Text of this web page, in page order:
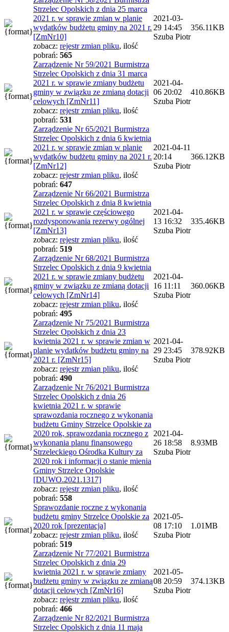
Strzelec Opolskich z dnia 25 marca
2021 r. w sprawie zmian w planie
wydatków budżetu gminy na 2021 r.
[ZmNr10]
zobacz: rejestr zmian pliku, ilość
pobrań: 565
2021-03-
29 14:45
Szuba Piotr
356.11KB
Zarządzenie Nr 59/2021 Burmistrza
Strzelec Opolskich z dnia 31 marca
2021 r. w sprawie zmiany budżetu
gminy w związku ze zmianą dotacji
celowych [ZmNr11]
zobacz: rejestr zmian pliku, ilość
pobrań: 531
2021-04-
06 20:02
Szuba Piotr
410.86KB
Zarządzenie Nr 65/2021 Burmistrza
Strzelec Opolskich z dnia 6 kwietnia
2021 r. w sprawie zmian w planie
wydatków budżetu gminy na 2021 r.
[ZmNr12]
zobacz: rejestr zmian pliku, ilość
pobrań: 647
2021-04-11
20:14
Szuba Piotr
366.12KB
Zarządzenie Nr 66/2021 Burmistrza
Strzelec Opolskich z dnia 8 kwietnia
2021 r. w sprawie częściowego
rozdysponowania rezerwy ogólnej
[ZmNr13]
zobacz: rejestr zmian pliku, ilość
pobrań: 519
2021-04-
13 16:32
Szuba Piotr
335.46KB
Zarządzenie Nr 68/2021 Burmistrza
Strzelec Opolskich z dnia 9 kwietnia
2021 r. w sprawie zmiany budżetu
gminy w związku ze zmianą dotacji
celowych [ZmNr14]
zobacz: rejestr zmian pliku, ilość
pobrań: 495
2021-04-
16 11:11
Szuba Piotr
360.06KB
Zarządzenie Nr 75/2021 Burmistrza
Strzelec Opolskich z dnia 23
kwietnia 2021 r. w sprawie zmian w
planie wydatków budżetu gminy na
2021 r. [ZmNr15]
zobacz: rejestr zmian pliku, ilość
pobrań: 490
2021-04-
29 23:45
Szuba Piotr
378.92KB
Zarządzenie Nr 76/2021 Burmistrza
Strzelec Opolskich z dnia 26
kwietnia 2021 r. w sprawie
sprawozdania rocznego z wykonania
budżetu Gminy Strzelce Opolskie za
2020 rok, sprawozdania rocznego z
wykonania planu finansowego
Strzeleckiego Ośrodka Kultury za
2020 rok i informacji o stanie mienia
Gminy Strzelce Opolskie
[DUWO.2021.1317]
zobacz: rejestr zmian pliku, ilość
pobrań: 558
2021-04-
26 18:58
Szuba Piotr
8.93MB
Sprawozdanie roczne z wykonania
budżetu gminy Strzelce Opolskie za
2020 rok [prezentacja]
zobacz: rejestr zmian pliku, ilość
pobrań: 519
2021-05-
08 17:10
Szuba Piotr
1.01MB
Zarządzenie Nr 77/2021 Burmistrza
Strzelec Opolskich z dnia 29
kwietnia 2021 r. w sprawie zmiany
budżetu gminy w związku ze zmianą
dotacji celowych [ZmNr16]
zobacz: rejestr zmian pliku, ilość
pobrań: 466
2021-05-
08 20:59
Szuba Piotr
374.13KB
Zarządzenie Nr 82/2021 Burmistrza
Strzelec Opolskich z dnia 11 maja